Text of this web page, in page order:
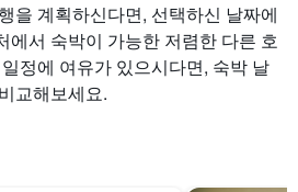
을 계획하신다면, 선택하신 날짜에
에서 숙박이 가능한 저렴한 다른 호
정에 여유가 있으시다면, 숙박 날
교해보세요.